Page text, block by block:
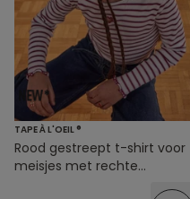
TAPE À L'OEIL ®
Rood gestreept t-shirt voor
meisjes met rechte